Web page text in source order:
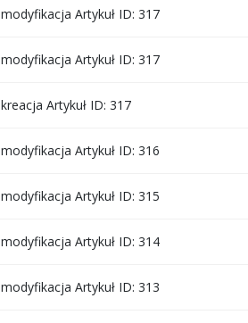
modyfikacja Artykuł ID: 317
modyfikacja Artykuł ID: 317
kreacja Artykuł ID: 317
modyfikacja Artykuł ID: 316
modyfikacja Artykuł ID: 315
modyfikacja Artykuł ID: 314
modyfikacja Artykuł ID: 313